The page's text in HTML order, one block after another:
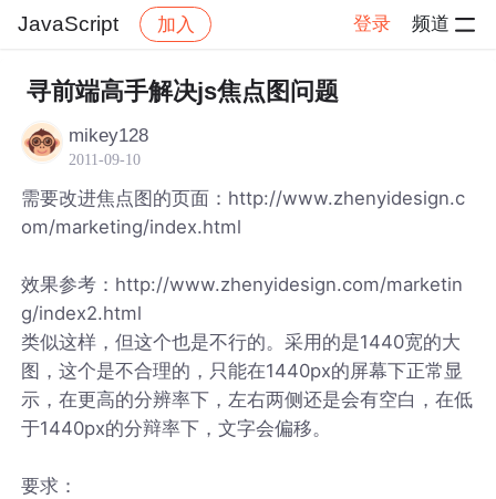
JavaScript 加入 登录 频道
社区 JavaScript 帖子详情
寻前端高手解决js焦点图问题
mikey128
2011-09-10
需要改进焦点图的页面：http://www.zhenyidesign.c
om/marketing/index.html
效果参考：http://www.zhenyidesign.com/marketin
g/index2.html
类似这样，但这个也是不行的。采用的是1440宽的大
图，这个是不合理的，只能在1440px的屏幕下正常显
示，在更高的分辨率下，左右两侧还是会有空白，在低
于1440px的分辩率下，文字会偏移。
要求：